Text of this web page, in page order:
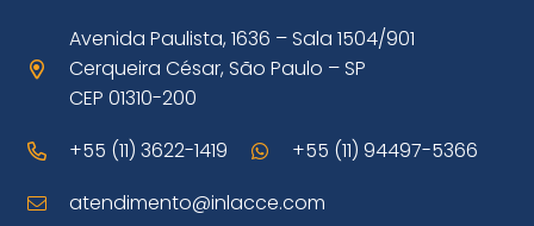
Avenida Paulista, 1636 – Sala 1504/901
Cerqueira César, São Paulo – SP
CEP 01310-200
+55 (11) 3622-1419
+55 (11) 94497-5366
atendimento@inlacce.com